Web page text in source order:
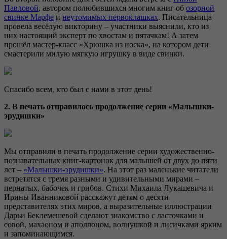
Павловой, автором полюбившихся многим книг об озорной
свинке Марфе и неутомимых первоклашках. Писательница
провела весёлую викторину – участники выяснили, кто из
них настоящий эксперт по хвостам и пятачкам! А затем
прошёл мастер-класс «Хрюшка из носка», на котором дети
смастерили милую мягкую игрушку в виде свинки.
Спасибо всем, кто был с нами в этот день!
2. В печать отправилось продолжение серии «Малышки-
эрудишки»
Мы отправили в печать продолжение серии художественно-
познавательных книг-картонок для малышей от двух до пяти
лет – «Малышки-эрудишки». На этот раз маленькие читатели
встретятся с тремя разными и удивительными мирами –
пернатых, бабочек и грибов. Стихи Михаила Лукашевича и
Ирины Иванниковой расскажут детям о десяти
представителях этих миров, а выразительные иллюстрации
Дарьи Беклемешевой сделают знакомство с ласточками и
совой, махаоном и аполлоном, волнушкой и лисичками ярким
и запоминающимся.